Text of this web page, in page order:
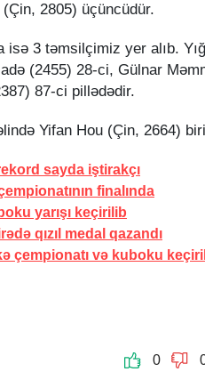
2805) üçüncüdür.
isə 3 təmsilçimiz yer alıb.
(2455) 28-ci, Gülnar
87-ci pillədədir.
Yifan Hou (Çin, 2664)
sayda iştirakçı
finalında
yarışı keçirilib
qızıl medal qazandı
çempionatı və kuboku
0